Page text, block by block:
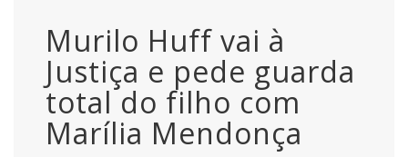
Murilo Huff vai à
Justiça e pede guarda
total do filho com
Marília Mendonça